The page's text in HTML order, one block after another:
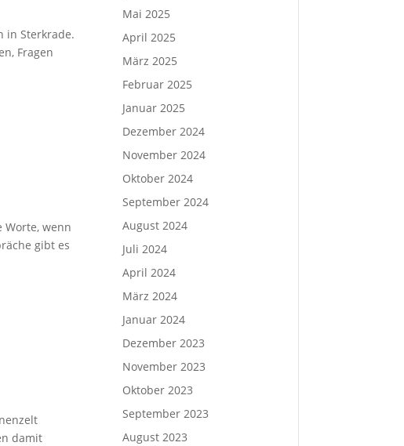
in Sterkrade.
Fragen
Worte, wenn
gibt es
damit
Mai 2025
April 2025
März 2025
Februar 2025
Januar 2025
Dezember 2024
November 2024
Oktober 2024
September 2024
August 2024
Juli 2024
April 2024
März 2024
Januar 2024
Dezember 2023
November 2023
Oktober 2023
September 2023
August 2023